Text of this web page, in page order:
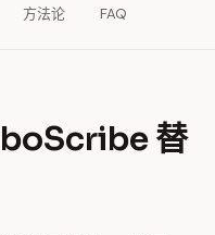
方法论 FAQ
替